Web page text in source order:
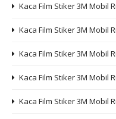
Kaca Film Stiker 3M Mobil
Kaca Film Stiker 3M Mobil
Kaca Film Stiker 3M Mobil
Kaca Film Stiker 3M Mobil
Kaca Film Stiker 3M Mobil